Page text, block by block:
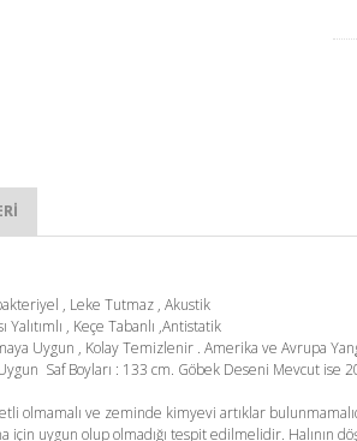
, Leke Tutmaz , Akustik
, Keçe Tabanlı ,Antistatik
Uygun , Kolay Temizlenir . Amerika ve Avrupa
Saf Boyları : 133 cm. Göbek Deseni Mevcut ise
olmamalı ve zeminde kimyevi artıklar
uygun olup olmadığı tespit edilmelidir. Halının